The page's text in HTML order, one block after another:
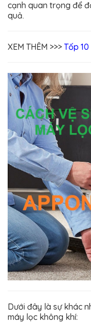
cạnh quan trọng để
quả.
XEM THÊM >>> Tốp
Dưới đây là sự khác
máy lọc không khí: